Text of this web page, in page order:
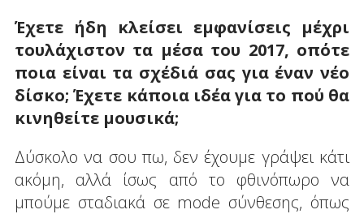
Έχετε ήδη κλείσει εμφανίσεις μέχρι
τουλάχιστον τα μέσα του 2017, οπότε
ποια είναι τα σχέδιά σας για έναν νέο
δίσκο; Έχετε κάποια ιδέα για το πού θα
κινηθείτε μουσικά;
Δύσκολο να σου πω, δεν έχουμε γράψει κάτι
ακόμη, αλλά ίσως από το φθινόπωρο να
μπούμε σταδιακά σε mode σύνθεσης, όπως